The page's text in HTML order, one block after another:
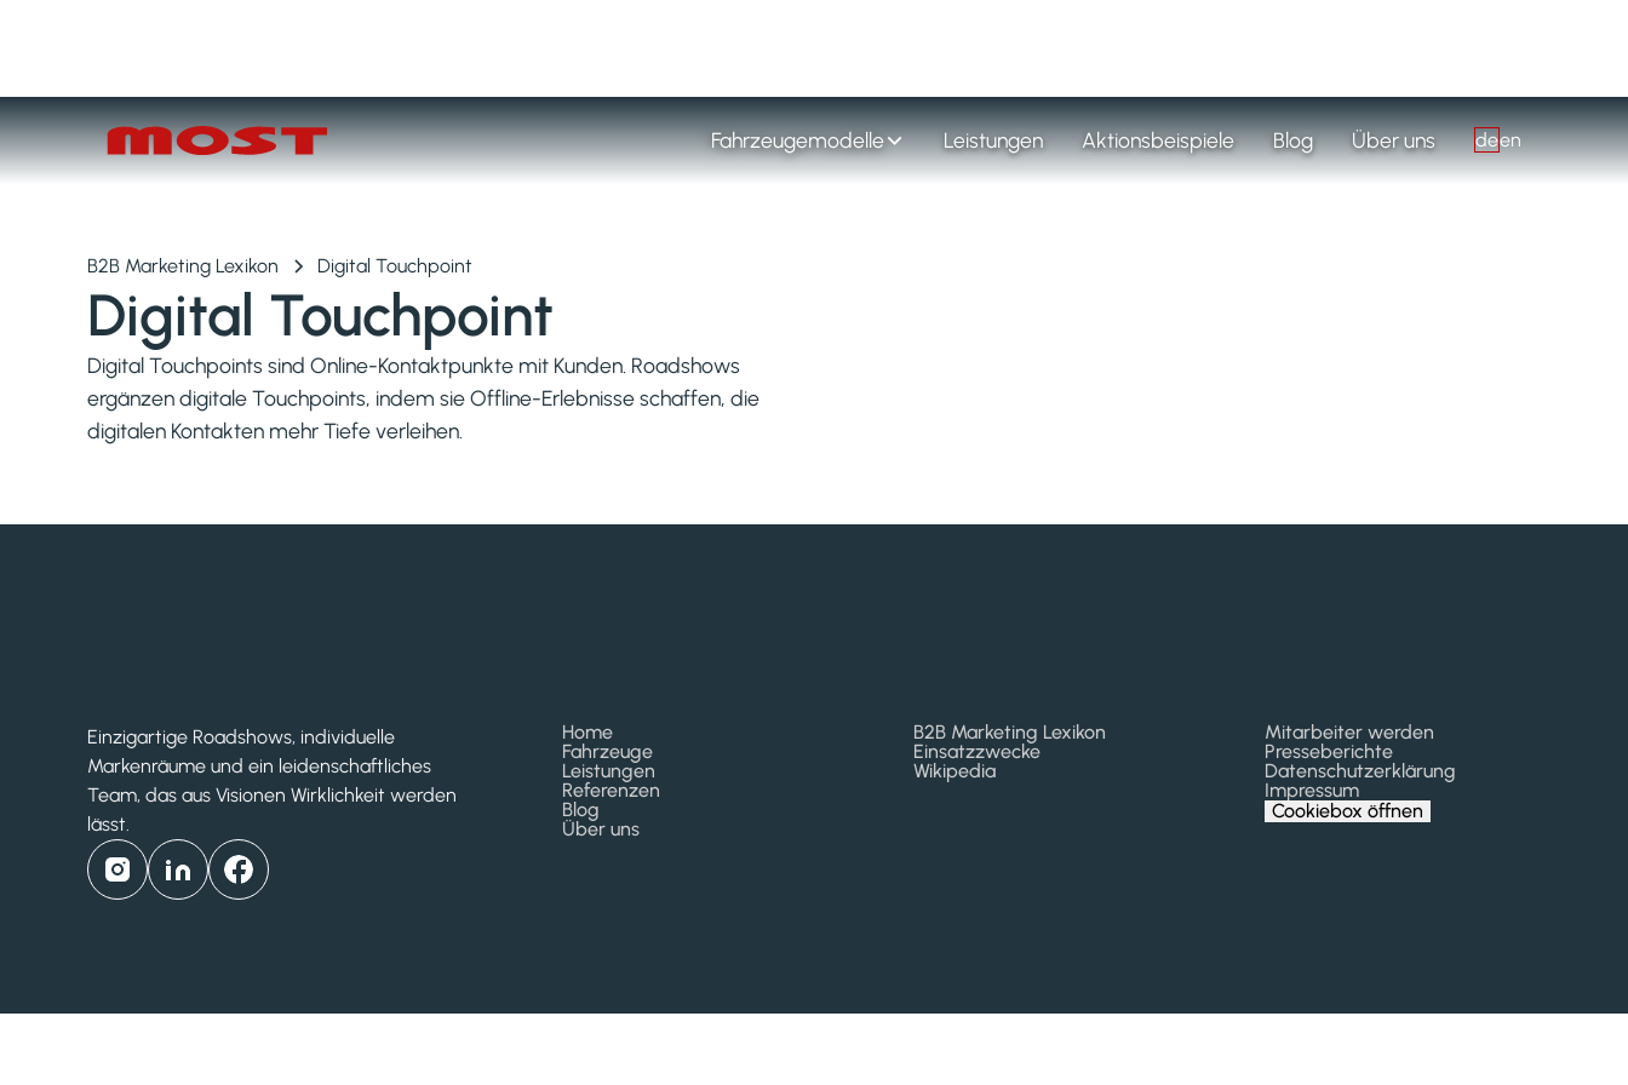
Fahrzeugemodelle Leistungen Aktionsbeispiele Blog Über uns deen
B2B Marketing Lexikon Digital Touchpoint
Digital Touchpoint
Digital Touchpoints sind Online-Kontaktpunkte mit Kunden. Roadshows
ergänzen digitale Touchpoints, indem sie Offline-Erlebnisse schaffen, die
digitalen Kontakten mehr Tiefe verleihen.
Einzigartige Roadshows, individuelle
Markenräume und ein leidenschaftliches
Team, das aus Visionen Wirklichkeit werden
lässt.
Home
Fahrzeuge
Leistungen
Referenzen
Blog
Über uns
B2B Marketing Lexikon
Einsatzzwecke
Wikipedia
Mitarbeiter werden
Presseberichte
Datenschutzerklärung
Impressum
Cookiebox öffnen